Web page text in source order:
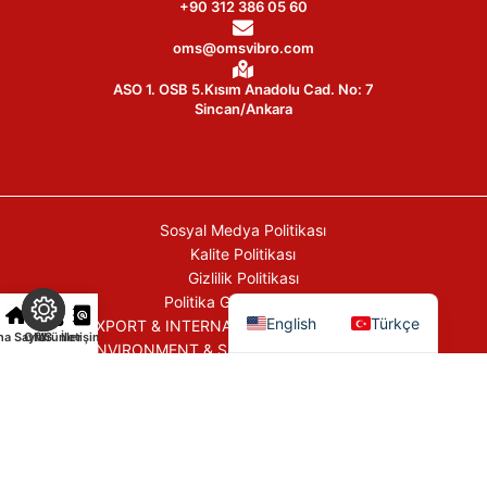
+90 312 386 05 60
oms@omsvibro.com
ASO 1. OSB 5.Kısım Anadolu Cad. No: 7
Sincan/Ankara
Sosyal Medya Politikası
Kalite Politikası
Gizlilik Politikası
Politika Güncellemeleri
EXPORT & INTERNATIONAL TRADE POLICY
ENVIRONMENT & SUSTAINABILITY POLICY
Sayfa
OMSÜrünler
İletişim
English Türkçe